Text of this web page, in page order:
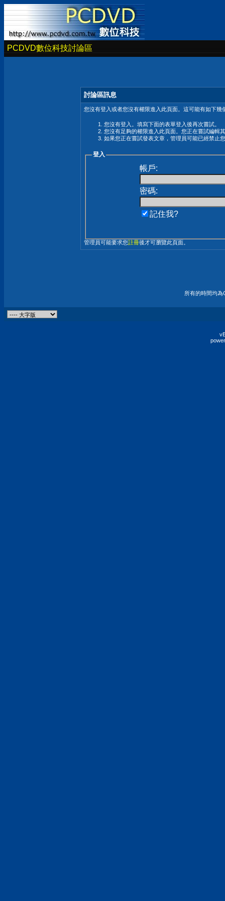
PCDVD數位科技討論區
討論區訊息
您沒有登入或者您沒有權限進入此頁面。這可能有如下幾
您沒有登入。填寫下面的表單登入後再次嘗試。
您沒有足夠的權限進入此頁面。您正在嘗試編輯
如果您正在嘗試發表文章，管理員可能已經禁止
登入
帳戶:
密碼:
記住我?
管理員可能要求您註冊後才可瀏覽此頁面。
所有的時間均為